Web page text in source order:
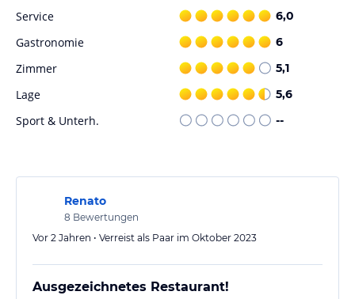
Service 6,0
Gastronomie 6
Zimmer 5,1
Lage 5,6
Sport & Unterh. --
Renato
8 Bewertungen
Vor 2 Jahren • Verreist als Paar im Oktober 2023
Ausgezeichnetes Restaurant!